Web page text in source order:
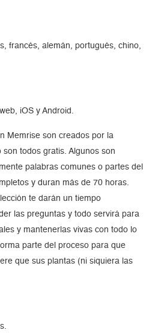
francés, alemán, portugués, chino,
iOS y Android.
Memrise son creados por la
todos gratis. Algunos son
palabras comunes o partes del
y duran más de 70 horas.
te darán un tiempo
las preguntas y todo servirá para
y mantenerlas vivas con todo lo
parte del proceso para que
que sus plantas (ni siquiera las